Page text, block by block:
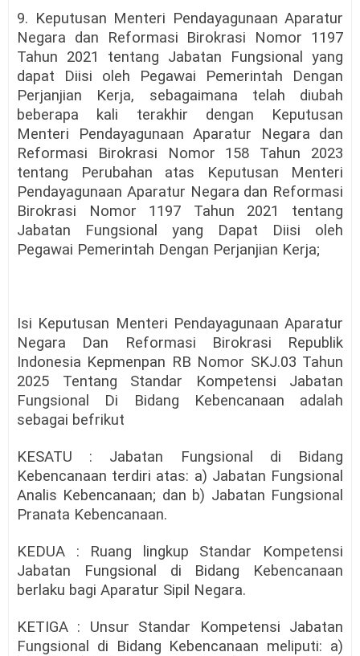
9. Keputusan Menteri Pendayagunaan Aparatur
Negara dan Reformasi Birokrasi Nomor 1197
Tahun 2021 tentang Jabatan Fungsional yang
dapat Diisi oleh Pegawai Pemerintah Dengan
Perjanjian Kerja, sebagaimana telah diubah
beberapa kali terakhir dengan Keputusan
Menteri Pendayagunaan Aparatur Negara dan
Reformasi Birokrasi Nomor 158 Tahun 2023
tentang Perubahan atas Keputusan Menteri
Pendayagunaan Aparatur Negara dan Reformasi
Birokrasi Nomor 1197 Tahun 2021 tentang
Jabatan Fungsional yang Dapat Diisi oleh
Pegawai Pemerintah Dengan Perjanjian Kerja;
Isi Keputusan Menteri Pendayagunaan Aparatur
Negara Dan Reformasi Birokrasi Republik
Indonesia Kepmenpan RB Nomor SKJ.03 Tahun
2025 Tentang Standar Kompetensi Jabatan
Fungsional Di Bidang Kebencanaan adalah
sebagai befrikut
KESATU : Jabatan Fungsional di Bidang
Kebencanaan terdiri atas: a) Jabatan Fungsional
Analis Kebencanaan; dan b) Jabatan Fungsional
Pranata Kebencanaan.
KEDUA : Ruang lingkup Standar Kompetensi
Jabatan Fungsional di Bidang Kebencanaan
berlaku bagi Aparatur Sipil Negara.
KETIGA : Unsur Standar Kompetensi Jabatan
Fungsional di Bidang Kebencanaan meliputi: a)